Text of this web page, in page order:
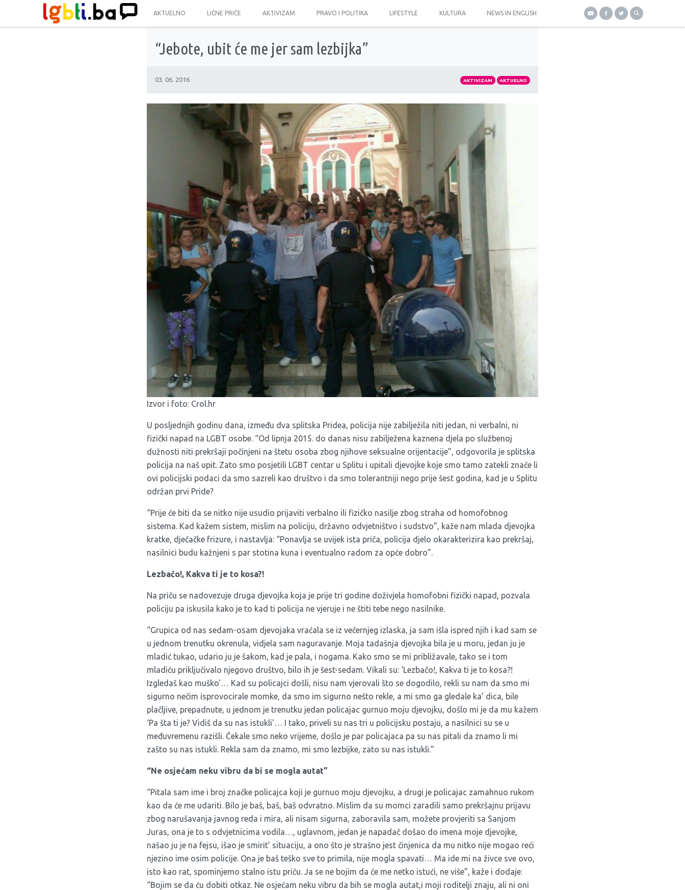
AKTUELNO LIČNE PRIČE AKTIVIZAM PRAVO I POLITIKA LIFESTYLE KULTURA NEWS IN ENGLISH
“Jebote, ubit će me jer sam lezbijka”
03. 06. 2016 AKTIVIZAM AKTUELNO
Izvor i foto: Crol.hr
U posljednjih godinu dana, između dva splitska Pridea, policija nije zabilježila niti jedan, ni verbalni, ni
fizički napad na LGBT osobe. “Od lipnja 2015. do danas nisu zabilježena kaznena djela po službenoj
dužnosti niti prekršaji počinjeni na štetu osoba zbog njihove seksualne orijentacije”, odgovorila je splitska
policija na naš upit. Zato smo posjetili LGBT centar u Splitu i upitali djevojke koje smo tamo zatekli znače li
ovi policijski podaci da smo sazreli kao društvo i da smo tolerantniji nego prije šest godina, kad je u Splitu
održan prvi Pride?
“Prije će biti da se nitko nije usudio prijaviti verbalno ili fizičko nasilje zbog straha od homofobnog
sistema. Kad kažem sistem, mislim na policiju, državno odvjetništvo i sudstvo”, kaže nam mlada djevojka
kratke, dječačke frizure, i nastavlja: “Ponavlja se uvijek ista priča, policija djelo okarakterizira kao prekršaj,
nasilnici budu kažnjeni s par stotina kuna i eventualno radom za opće dobro”.
Lezbačo!, Kakva ti je to kosa?!
Na priču se nadovezuje druga djevojka koja je prije tri godine doživjela homofobni fizički napad, pozvala
policiju pa iskusila kako je to kad ti policija ne vjeruje i ne štiti tebe nego nasilnike.
“Grupica od nas sedam-osam djevojaka vraćala se iz večernjeg izlaska, ja sam išla ispred njih i kad sam se
u jednom trenutku okrenula, vidjela sam naguravanje. Moja tadašnja djevojka bila je u moru, jedan ju je
mladić tukao, udario ju je šakom, kad je pala, i nogama. Kako smo se mi približavale, tako se i tom
mladiću priključivalo njegovo društvo, bilo ih je šest-sedam. Vikali su: ‘Lezbačo!, Kakva ti je to kosa?!
Izgledaš kao muško'… Kad su policajci došli, nisu nam vjerovali što se dogodilo, rekli su nam da smo mi
sigurno nečim isprovocirale momke, da smo im sigurno nešto rekle, a mi smo ga gledale ka’ dica, bile
plačljive, prepadnute, u jednom je trenutku jedan policajac gurnuo moju djevojku, došlo mi je da mu kažem
‘Pa šta ti je? Vidiš da su nas istukli'… I tako, priveli su nas tri u policijsku postaju, a nasilnici su se u
međuvremenu razišli. Čekale smo neko vrijeme, došlo je par policajaca pa su nas pitali da znamo li mi
zašto su nas istukli. Rekla sam da znamo, mi smo lezbijke, zato su nas istukli.”
“Ne osjećam neku vibru da bi se mogla autat”
“Pitala sam ime i broj značke policajca koji je gurnuo moju djevojku, a drugi je policajac zamahnuo rukom
kao da će me udariti. Bilo je baš, baš, baš odvratno. Mislim da su momci zaradili samo prekršajnu prijavu
zbog narušavanja javnog reda i mira, ali nisam sigurna, zaboravila sam, možete provjeriti sa Sanjom
Juras, ona je to s odvjetnicima vodila…, uglavnom, jedan je napadač došao do imena moje djevojke,
našao ju je na fejsu, išao je smirit’ situaciju, a ono što je strašno jest činjenica da mu nitko nije mogao reći
njezino ime osim policije. Ona je baš teško sve to primila, nije mogla spavati… Ma ide mi na živce sve ovo,
isto kao rat, spominjemo stalno istu priču. Ja se ne bojim da će me netko istući, ne više”, kaže i dodaje:
“Bojim se da ću dobiti otkaz. Ne osjećam neku vibru da bih se mogla autat,i moji roditelji znaju, ali ni oni